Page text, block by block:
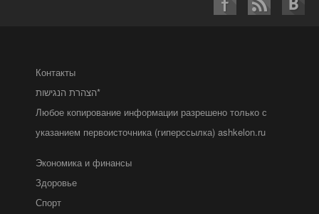
Контакты
הצהרת הנגישות*
Любое копирование информации разрешено только с
указанием первоисточника (гиперссылка) ashkelon.ru
Экономика и финансы
Здоровье
Спорт